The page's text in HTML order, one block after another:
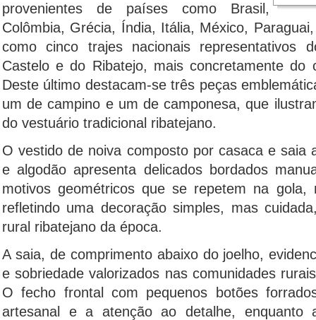
provenientes de países como Brasil,
Colômbia, Grécia, Índia, Itália, México,
como cinco trajes nacionais representativos
Castelo e do Ribatejo, mais concretamente do
Deste último destacam-se três peças
um de campino e um de camponesa, que
do vestuário tradicional ribatejano.
O vestido de noiva composto por casaca e saia
e algodão apresenta delicados bordados
motivos geométricos que se repetem na
refletindo uma decoração simples, mas
rural ribatejano da época.
A saia, de comprimento abaixo do joelho,
e sobriedade valorizados nas comunidades
O fecho frontal com pequenos botões
artesanal e a atenção ao detalhe, enquanto